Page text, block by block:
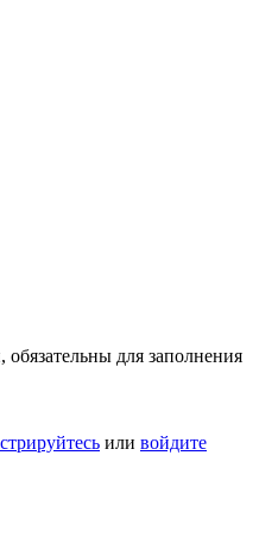
для заполнения
или войдите